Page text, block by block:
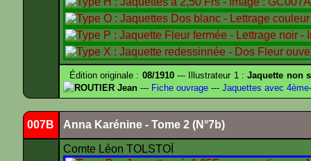
Édition originale : 08/1910--- Illustrateur 1 :Jaquette non
ROUTIER Jean --- Fiche ouvrage --- Jaquettes avec 4ème
007B Anna Karénine - Tome 2 (N°7b)
Comte Léon TOLSTOÏ